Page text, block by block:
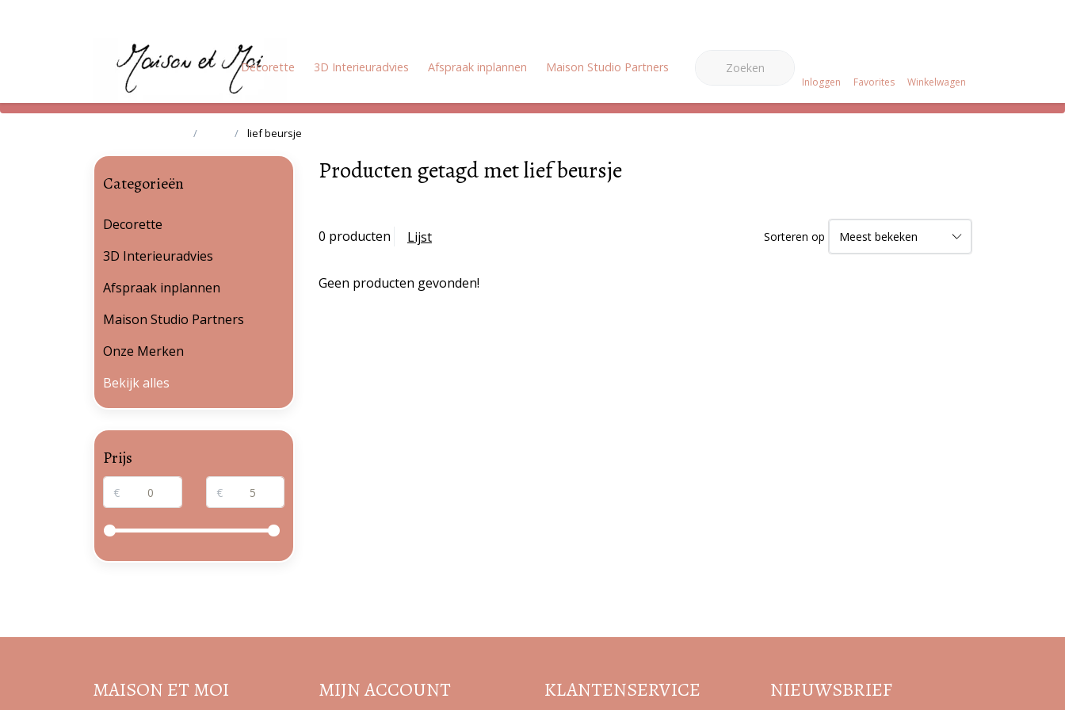
Decorette 3D Interieuradvies Afspraak inplannen Maison Studio Partners Onze Merken
Inloggen Favorites Winkelwagen
lief beursje
Producten getagd met lief beursje
0 producten Lijst Sorteren op
Geen producten gevonden!
Categorieën
Decorette
3D Interieuradvies
Afspraak inplannen
Maison Studio Partners
Onze Merken
Bekijk alles
Prijs
€ €
Volg de nieuwste trends en acties
MAISON ET MOI MIJN ACCOUNT KLANTENSERVICE NIEUWSBRIEF